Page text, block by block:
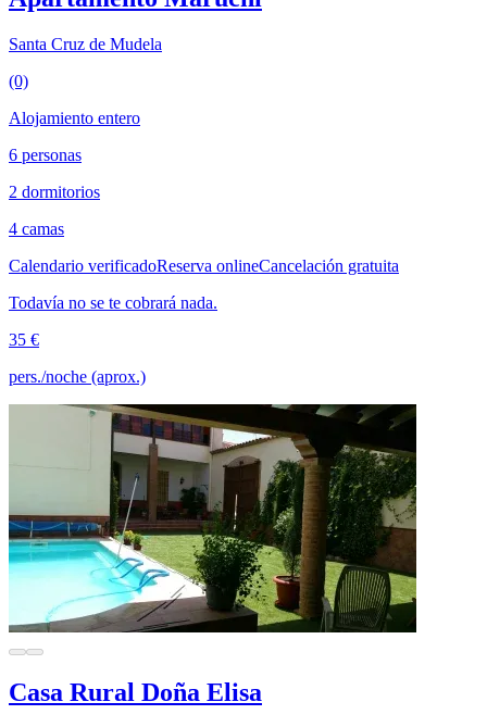
Santa Cruz de Mudela
(0)
Alojamiento entero
6 personas
2 dormitorios
4 camas
Calendario verificadoReserva onlineCancelación gratuita
Todavía no se te cobrará nada.
35 €
pers./noche (aprox.)
Casa Rural Doña Elisa